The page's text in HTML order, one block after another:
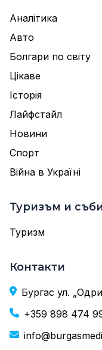
Аналітика
Авто
Болгари по світу
Цікаве
Історія
Лайфстайл
Новини
Спорт
Війна в Україні
Туризъм и
Туризм
Контакти
Бургас ул.
+359 898 474